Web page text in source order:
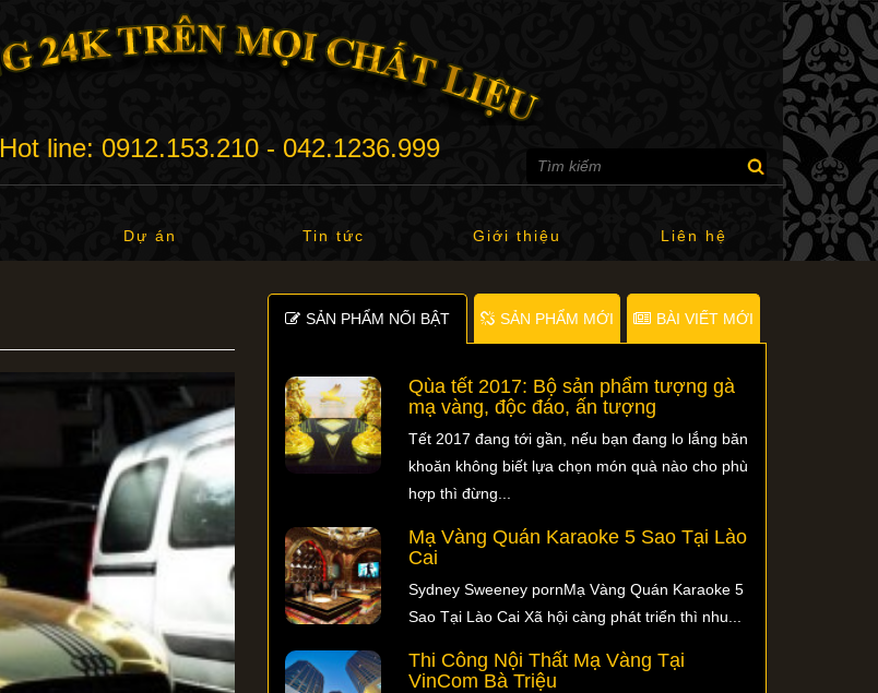
Hot line: 0912.153.210 - 042.1236.999
Dự án Tin tức Giới thiệu Liên hệ
SẢN PHẨM NỐI BẬT SẢN PHẨM MỚI BÀI VIẾT MỚI
Qùa tết 2017: Bộ sản phẩm tượng gà
mạ vàng, độc đáo, ấn tượng
Tết 2017 đang tới gần, nếu bạn đang lo lắng băn
khoăn không biết lựa chọn món quà nào cho phù
hợp thì đừng...
Mạ Vàng Quán Karaoke 5 Sao Tại Lào
Cai
Sydney Sweeney pornMạ Vàng Quán Karaoke 5
Sao Tại Lào Cai Xã hội càng phát triển thì nhu...
Thi Công Nội Thất Mạ Vàng Tại
VinCom Bà Triệu